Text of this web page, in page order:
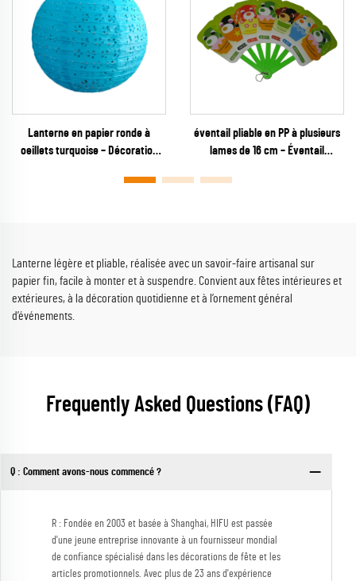
Lanterne en papier ronde à
oeillets turquoise – Décoration
découpes florales pour mariages
éventail pliable en PP à plusieurs
lames de 16 cm – Éventail
porte-clés représentant un
Lanterne légère et pliable, réalisée avec un savoir-faire artisanal sur
papier fin, facile à monter et à suspendre. Convient aux fêtes intérieures et
extérieures, à la décoration quotidienne et à l’ornement général
d’événements.
Frequently Asked Questions (FAQ)
Q : Comment avons-nous commencé ?
R : Fondée en 2003 et basée à Shanghai, HIFU est passée
d'une jeune entreprise innovante à un fournisseur mondial
de confiance spécialisé dans les décorations de fête et les
articles promotionnels. Avec plus de 23 ans d'expérience